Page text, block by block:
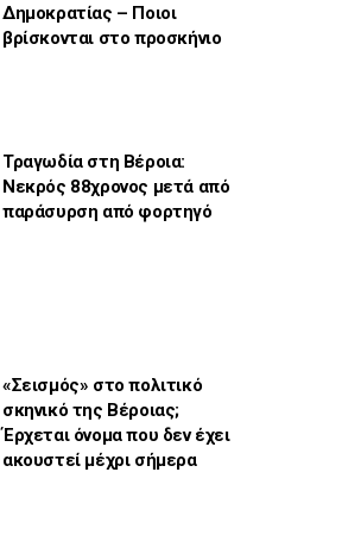
Δημοκρατίας – Ποιοι
βρίσκονται στο προσκήνιο
Τραγωδία στη Βέροια:
Νεκρός 88χρονος μετά από
παράσυρση από φορτηγό
«Σεισμός» στο πολιτικό
σκηνικό της Βέροιας;
Έρχεται όνομα που δεν έχει
ακουστεί μέχρι σήμερα